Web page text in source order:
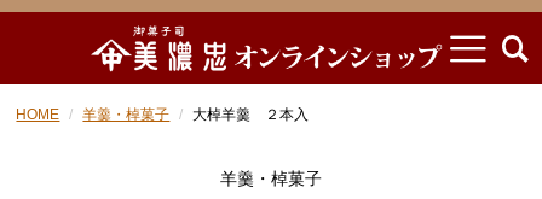
HOME 羊羹・棹菓子 大棹羊羹 ２本入
羊羹・棹菓子